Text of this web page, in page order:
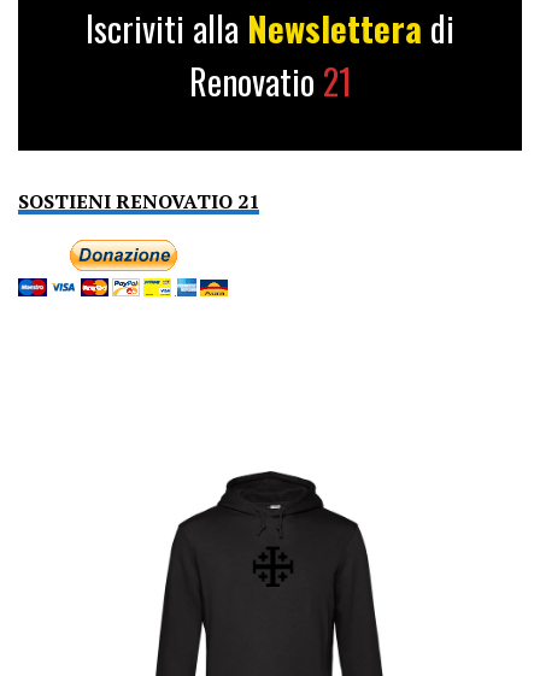
Iscriviti alla Newslettera di
Renovatio 21
SOSTIENI RENOVATIO 21